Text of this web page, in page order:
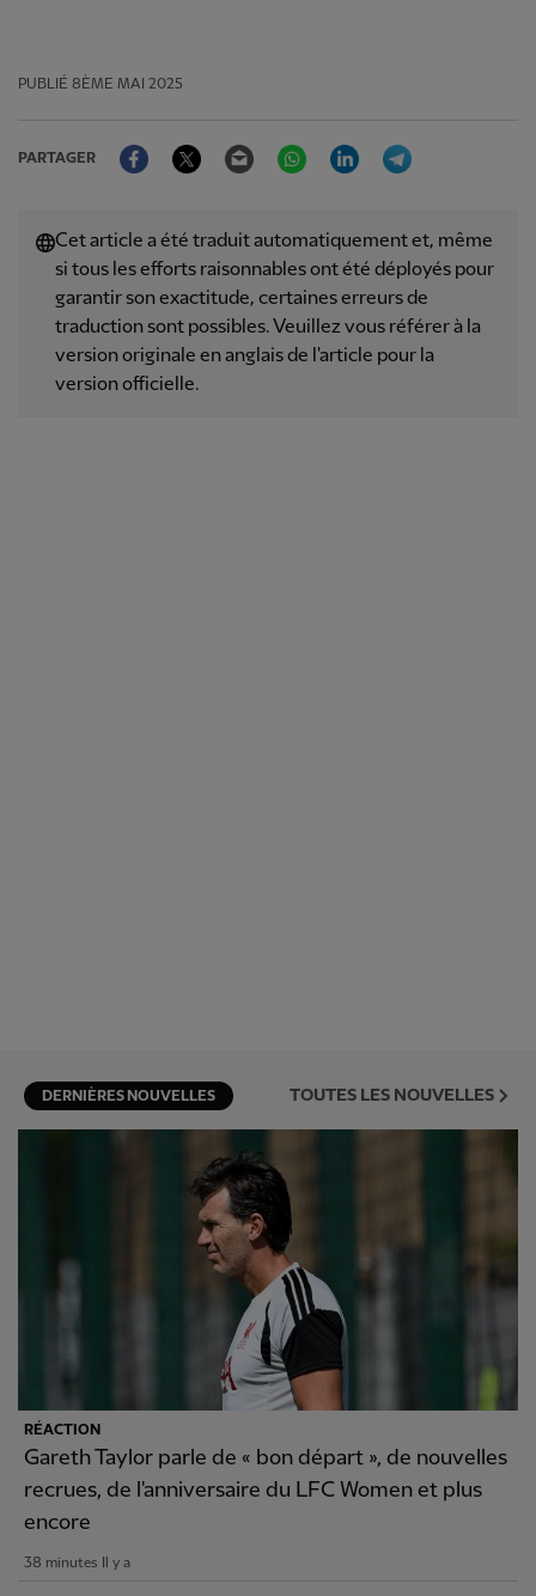
PUBLIÉ 8ÈME MAI 2025
PARTAGER
FacebookTwitter Email WhatsAppLinkedIn
Cet article a été traduit automatiquement et, même
si tous les efforts raisonnables ont été déployés pour
garantir son exactitude, certaines erreurs de
traduction sont possibles. Veuillez vous référer à la
version originale en anglais de l'article pour la
version officielle.
DERNIÈRES NOUVELLES TOUTES LES NOUVELLES
RÉACTION
Gareth Taylor parle de « bon départ », de nouvelles
recrues, de l'anniversaire du LFC Women et plus
encore
38 minutes Il y a